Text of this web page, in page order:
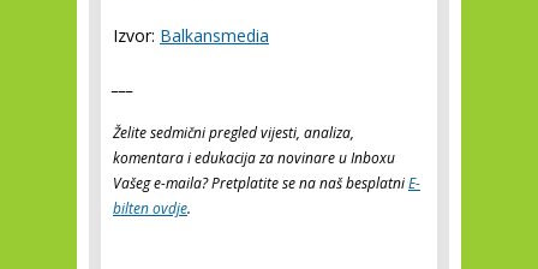
Izvor: Balkansmedia
Želite sedmični pregled vijesti, analiza,
komentara i edukacija za novinare u Inboxu
Vašeg e-maila? Pretplatite se na naš besplatniE-
bilten ovdje.